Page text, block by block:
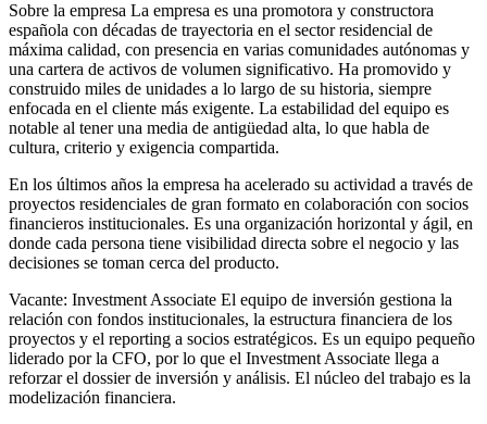
Sobre la empresa La empresa es una promotora y constructora
española con décadas de trayectoria en el sector residencial de
máxima calidad, con presencia en varias comunidades autónomas y
una cartera de activos de volumen significativo. Ha promovido y
construido miles de unidades a lo largo de su historia, siempre
enfocada en el cliente más exigente. La estabilidad del equipo es
notable al tener una media de antigüedad alta, lo que habla de
cultura, criterio y exigencia compartida.
En los últimos años la empresa ha acelerado su actividad a través de
proyectos residenciales de gran formato en colaboración con socios
financieros institucionales. Es una organización horizontal y ágil, en
donde cada persona tiene visibilidad directa sobre el negocio y las
decisiones se toman cerca del producto.
Vacante: Investment Associate El equipo de inversión gestiona la
relación con fondos institucionales, la estructura financiera de los
proyectos y el reporting a socios estratégicos. Es un equipo pequeño
liderado por la CFO, por lo que el Investment Associate llega a
reforzar el dossier de inversión y análisis. El núcleo del trabajo es la
modelización financiera.